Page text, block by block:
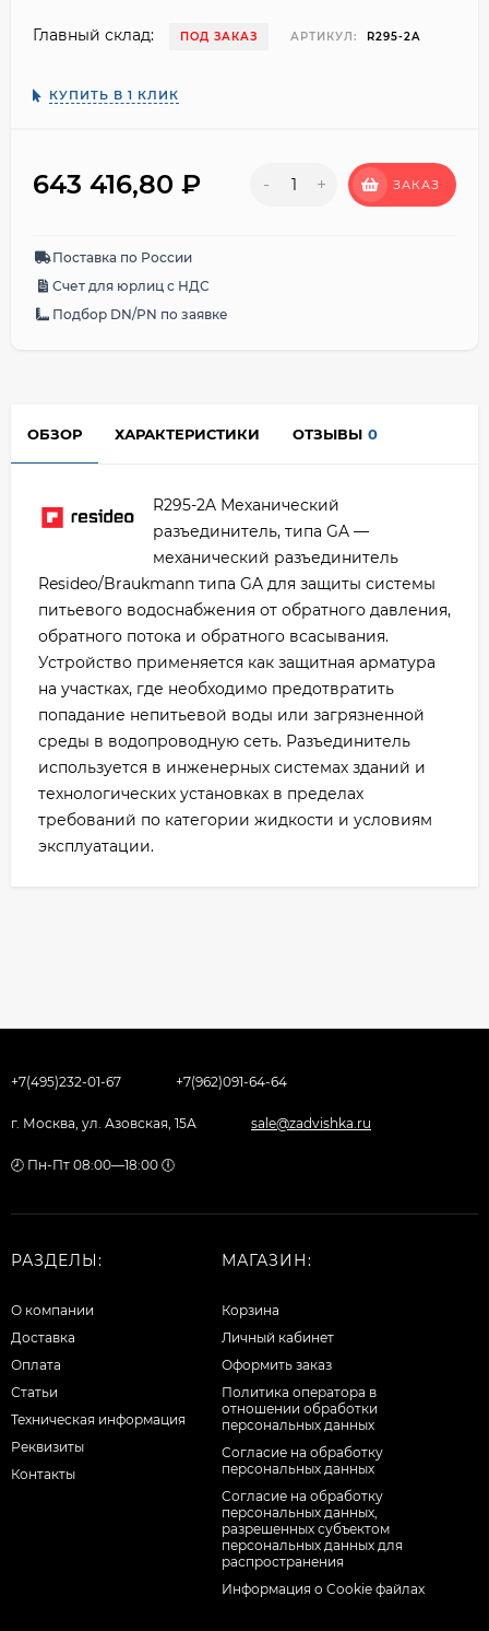
Главный склад: ПОД ЗАКАЗ АРТИКУЛ: R295-2A
КУПИТЬ В 1 КЛИК
643 416,80 ₽ - + ЗАКАЗ
Поставка по России
Счет для юрлиц с НДС
Подбор DN/PN по заявке
ОБЗОР ХАРАКТЕРИСТИКИ ОТЗЫВЫ 0
R295-2A Механический
разъединитель, типа GA —
механический разъединитель
Resideo/Braukmann типа GA для защиты системы
питьевого водоснабжения от обратного давления,
обратного потока и обратного всасывания.
Устройство применяется как защитная арматура
на участках, где необходимо предотвратить
попадание непитьевой воды или загрязненной
среды в водопроводную сеть. Разъединитель
используется в инженерных системах зданий и
технологических установках в пределах
требований по категории жидкости и условиям
эксплуатации.
+7(495)232-01-67 +7(962)091-64-64
г. Москва, ул. Азовская, 15А sale@zadvishka.ru
🕗 Пн-Пт 08:00—18:00 🕕
РАЗДЕЛЫ:
О компании
Доставка
Оплата
Статьи
Техническая информация
Реквизиты
Контакты
МАГАЗИН:
Корзина
Личный кабинет
Оформить заказ
Политика оператора в
отношении обработки
персональных данных
Согласие на обработку
персональных данных
Cогласие на обработку
персональных данных,
разрешенных субъектом
персональных данных для
распространения
Информация о Cookie файлах